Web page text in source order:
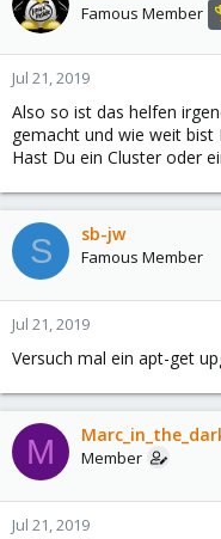
Famous Member
Jul 21, 2019
Also so ist das helfen
gemacht und wie weit bist
Hast Du ein Cluster oder
S sb-jw
Famous Member
Jul 21, 2019
Versuch mal ein apt-get
M Member
Jul 21, 2019